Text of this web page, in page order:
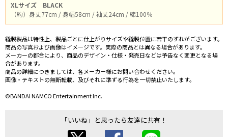
XLサイズ
BLACK
（約）身丈77cm / 身幅58cm / 袖丈24cm / 綿100％
縫製製品は特性上、製品ごとに仕上がりサイズや縫製位置に若干のずれがございます。
商品の写真および画像はイメージです。実際の商品とは異なる場合があります。
メーカーの都合により、商品のデザイン・仕様・発売日などは予告なく変更となる場
合があります。
商品の詳細につきましては、各メーカー様にお問い合わせください。
画像・テキストの無断転載、及びそれに準ずる行為を一切禁止いたします。
©BANDAI NAMCO Entertainment Inc.
「いいね」と思ったら友達に共有！